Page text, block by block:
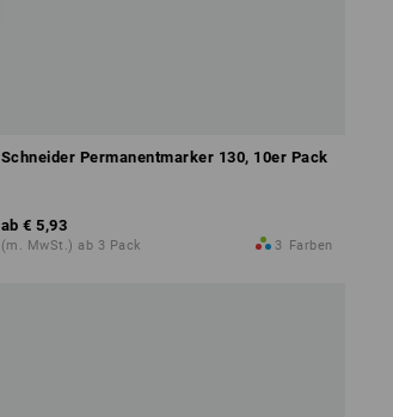
Schneider Permanentmarker 130, 10er Pack
ab € 5,93
(m. MwSt.) ab 3 Pack 3 Farben